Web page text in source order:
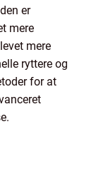
er
mere
mere
ryttere og
for at